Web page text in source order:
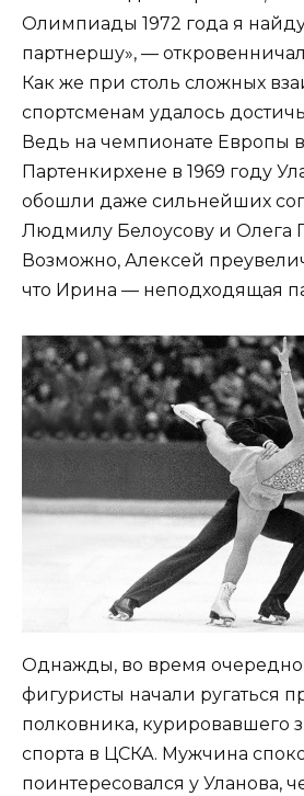
Олимпиады 1972 года я
партнершу», —
Как же при столь сложных
спортсменам удалось
Ведь на чемпионате Европы
Партенкирхене в 1969 году
обошли даже сильнейших
Людмилу Белоусову и Олега
Возможно, Алексей
что Ирина — неподходящая
Однажды, во время
фигуристы начали ругаться
полковника, курировавшего
спорта в ЦСКА. Мужчина
поинтересовался у Уланова,